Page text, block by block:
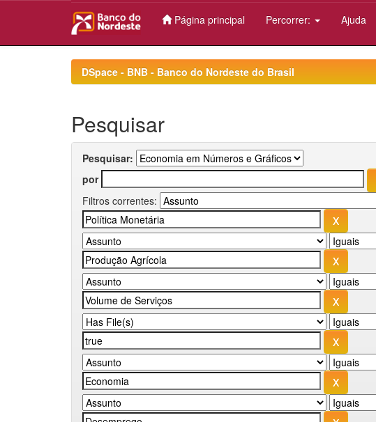
Página principal Percorrer: Ajuda
DSpace - BNB - Banco do Nordeste do Brasil
Pesquisar
Pesquisar:
por
Filtros correntes: